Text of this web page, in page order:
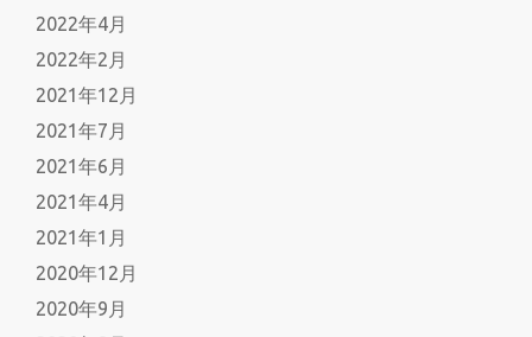
2022年4月
2022年2月
2021年12月
2021年7月
2021年6月
2021年4月
2021年1月
2020年12月
2020年9月